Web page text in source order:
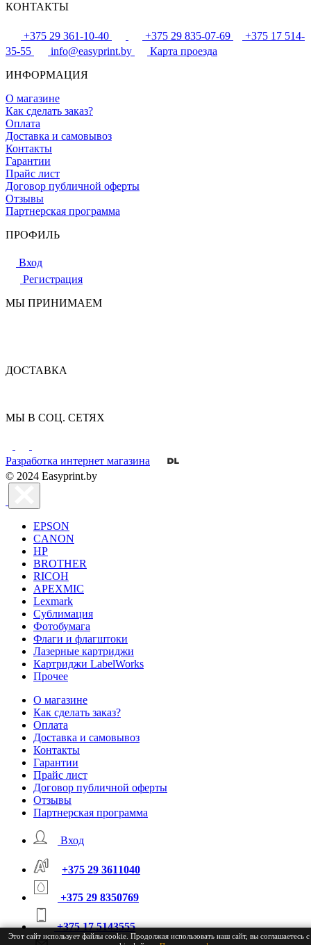
КОНТАКТЫ
+375 29 361-10-40 +375 29 835-07-69
+375 17 514-
35-55
info@easyprint.by
Карта проезда
ИНФОРМАЦИЯ
О магазине
Как сделать заказ?
Оплата
Доставка и самовывоз
Контакты
Гарантии
Прайс лист
Договор публичной оферты
Отзывы
Партнерская программа
ПРОФИЛЬ
Вход
Регистрация
МЫ ПРИНИМАЕМ
ДОСТАВКА
МЫ В СОЦ. СЕТЯХ
Разработка интернет магазина
© 2024 Easyprint.by
EPSON
CANON
HP
BROTHER
RICOH
APEXMIC
Lexmark
Сублимация
Фотобумага
Флаги и флагштоки
Лазерные картриджи
Картриджи LabelWorks
Прочее
О магазине
Как сделать заказ?
Оплата
Доставка и самовывоз
Контакты
Гарантии
Прайс лист
Договор публичной оферты
Отзывы
Партнерская программа
Вход
+375 29 3611040
+375 29 8350769
+375 17 5143555
Этот сайт использует файлы cookie. Продолжая использовать наш сайт, вы соглашаетесь с